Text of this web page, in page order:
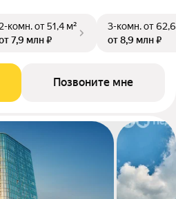
2-комн.от 51,4 м²
7,9 млн ₽
3-комн.от
от 8,9 млн ₽
Позвоните мне